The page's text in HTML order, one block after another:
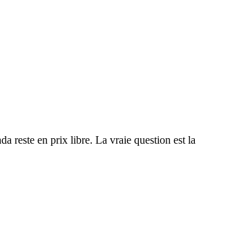
reste en prix libre. La vraie question est la